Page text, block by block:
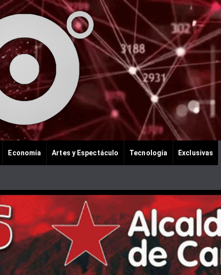
Economía Artes y Espectáculo Tecnología Exclusivas